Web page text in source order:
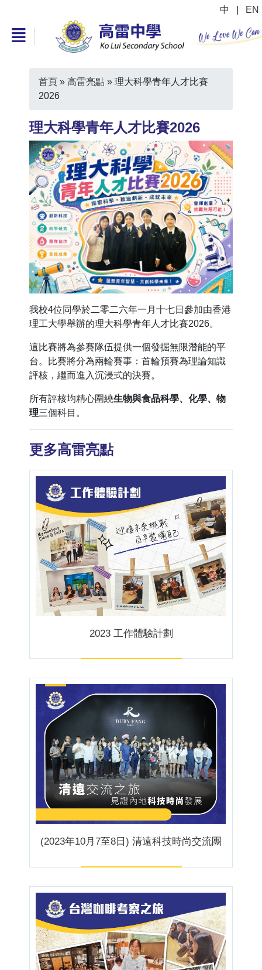
中 EN
首頁 » 高雷亮點 » 理大科學青年人才比賽
2026
理大科學青年人才比賽2026
我校4位同學於二零二六年一月十七日參加由香港
理工大學舉辦的理大科學青年人才比賽2026。
這比賽將為參賽隊伍提供一個發掘無限潛能的平
台。比賽將分為兩輪賽事：首輪預賽為理論知識
評核，繼而進入沉浸式的決賽。
所有評核均精心圍繞生物與食品科學、化學、物
理三個科目。
更多高雷亮點
2023 工作體驗計劃
(2023年10月7至8日) 清遠科技時尚交流團